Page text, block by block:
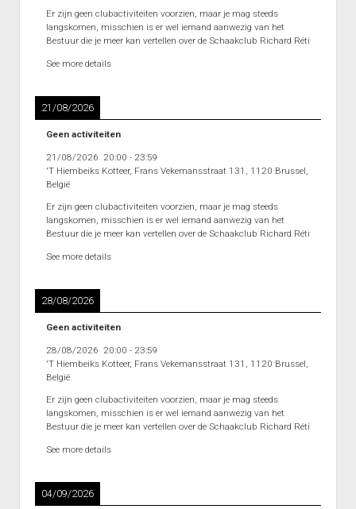
Er zijn geen clubactiviteiten voorzien, maar je mag steeds
langskomen, misschien is er wel iemand aanwezig van het
Bestuur die je meer kan vertellen over de Schaakclub Richard Réti
See more details
21/08/2026
Geen activiteiten
21/08/2026 20:00 - 23:59
'T Hiembeiks Kotteer, Frans Vekemansstraat 131, 1120 Brussel,
België
Er zijn geen clubactiviteiten voorzien, maar je mag steeds
langskomen, misschien is er wel iemand aanwezig van het
Bestuur die je meer kan vertellen over de Schaakclub Richard Réti
See more details
28/08/2026
Geen activiteiten
28/08/2026 20:00 - 23:59
'T Hiembeiks Kotteer, Frans Vekemansstraat 131, 1120 Brussel,
België
Er zijn geen clubactiviteiten voorzien, maar je mag steeds
langskomen, misschien is er wel iemand aanwezig van het
Bestuur die je meer kan vertellen over de Schaakclub Richard Réti
See more details
04/09/2026